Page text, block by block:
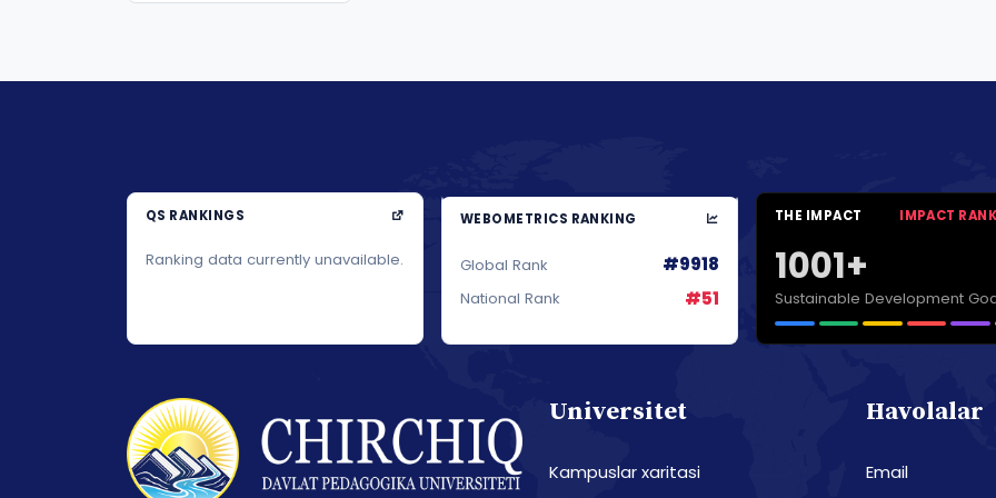
QS RANKINGS
Ranking data currently unavailable.
WEBOMETRICS RANKING
Global Rank #9918
National Rank #51
THE IMPACT IMPACT
1001+
Sustainable Development
Universitet
Kampuslar xaritasi
Havolalar
Email